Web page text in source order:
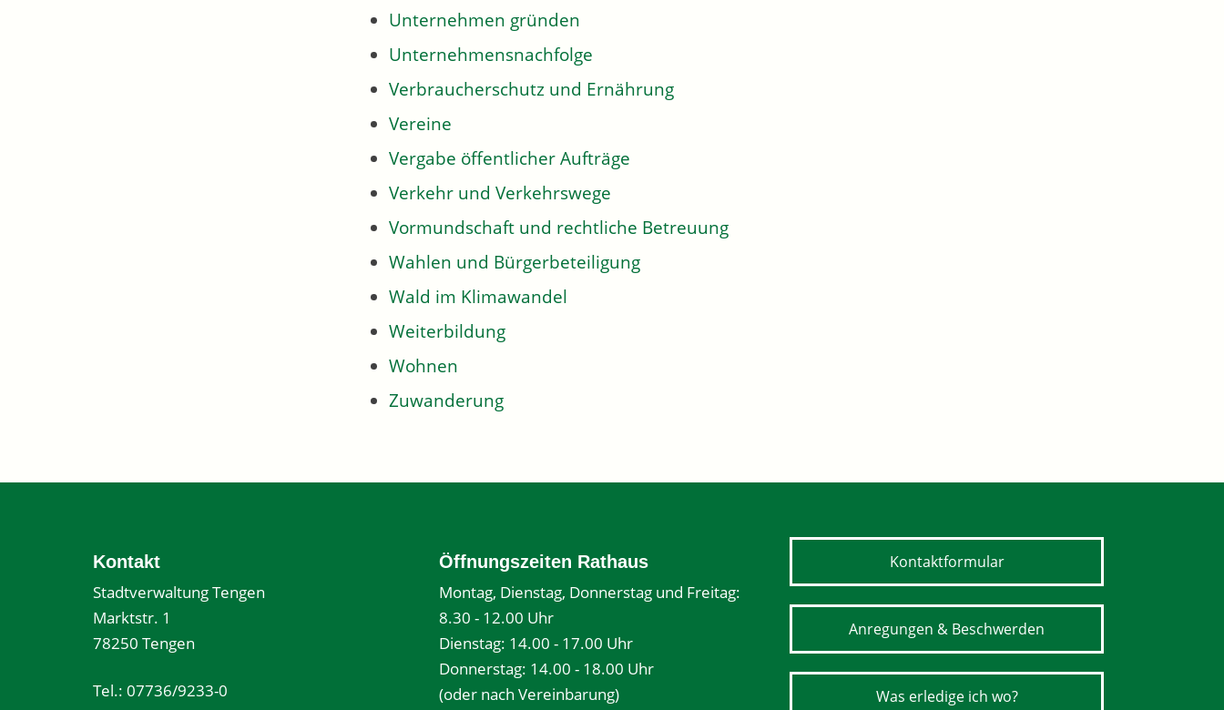
Unternehmen gründen
Unternehmensnachfolge
Verbraucherschutz und Ernährung
Vereine
Vergabe öffentlicher Aufträge
Verkehr und Verkehrswege
Vormundschaft und rechtliche Betreuung
Wahlen und Bürgerbeteiligung
Wald im Klimawandel
Weiterbildung
Wohnen
Zuwanderung
Kontakt
Stadtverwaltung Tengen
Marktstr. 1
78250 Tengen
Tel.: 07736/9233-0
Öffnungszeiten Rathaus
Montag, Dienstag, Donnerstag und Freitag:
8.30 - 12.00 Uhr
Dienstag: 14.00 - 17.00 Uhr
Donnerstag: 14.00 - 18.00 Uhr
(oder nach Vereinbarung)
Kontaktformular
Anregungen & Beschwerden
Was erledige ich wo?